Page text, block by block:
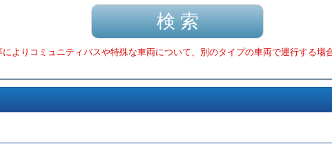
よりコミュニティバスや特殊な車両について、別のタイプの車両で運行する場